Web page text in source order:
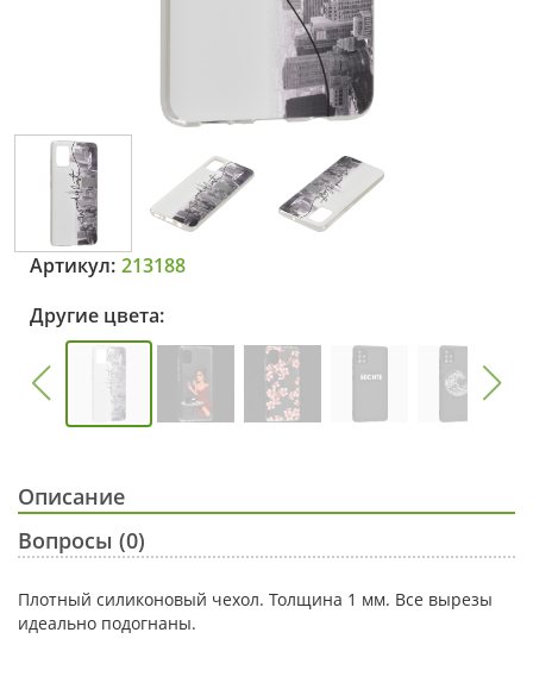
Артикул: 213188
Другие цвета:
Описание
Вопросы (0)
Плотный силиконовый чехол. Толщина 1 мм. Все вырезы
идеально подогнаны.